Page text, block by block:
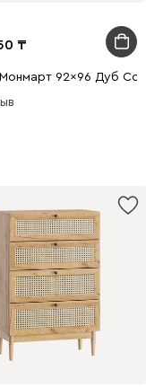
92x96 Дуб